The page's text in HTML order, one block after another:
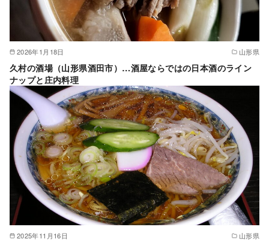
2026年1月18日 山形県
久村の酒場（山形県酒田市）…酒屋ならではの日本酒のライン
ナップと庄内料理
2025年11月16日 山形県